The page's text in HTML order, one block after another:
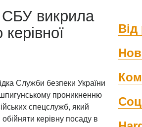
СБУ викрила
Служби безпеки України
проникненню
спецслужб, який
керівну посаду в
Від